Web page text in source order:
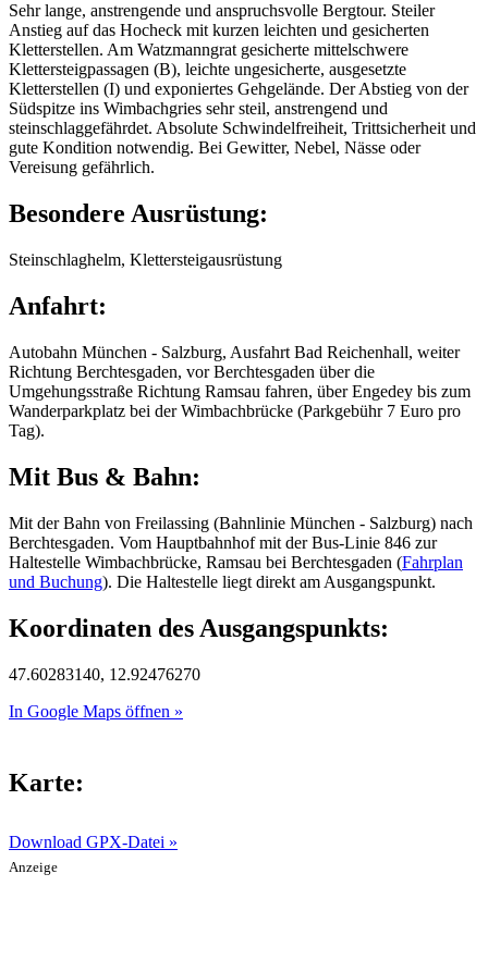
Sehr lange, anstrengende und anspruchsvolle Bergtour. Steiler
Anstieg auf das Hocheck mit kurzen leichten und gesicherten
Kletterstellen. Am Watzmanngrat gesicherte mittelschwere
Klettersteigpassagen (B), leichte ungesicherte, ausgesetzte
Kletterstellen (I) und exponiertes Gehgelände. Der Abstieg von der
Südspitze ins Wimbachgries sehr steil, anstrengend und
steinschlaggefährdet. Absolute Schwindelfreiheit, Trittsicherheit und
gute Kondition notwendig. Bei Gewitter, Nebel, Nässe oder
Vereisung gefährlich.
Besondere Ausrüstung:
Steinschlaghelm, Klettersteigausrüstung
Anfahrt:
Autobahn München - Salzburg, Ausfahrt Bad Reichenhall, weiter
Richtung Berchtesgaden, vor Berchtesgaden über die
Umgehungsstraße Richtung Ramsau fahren, über Engedey bis zum
Wanderparkplatz bei der Wimbachbrücke (Parkgebühr 7 Euro pro
Tag).
Mit Bus & Bahn:
Mit der Bahn von Freilassing (Bahnlinie München - Salzburg) nach
Berchtesgaden. Vom Hauptbahnhof mit der Bus-Linie 846 zur
Haltestelle Wimbachbrücke, Ramsau bei Berchtesgaden (Fahrplan
und Buchung). Die Haltestelle liegt direkt am Ausgangspunkt.
Koordinaten des Ausgangspunkts:
47.60283140, 12.92476270
In Google Maps öffnen »
Karte:
Download GPX-Datei »
Anzeige